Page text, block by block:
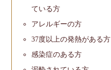
ている方
アレルギーの方
37度以上の発熱がある方
感染症のある方